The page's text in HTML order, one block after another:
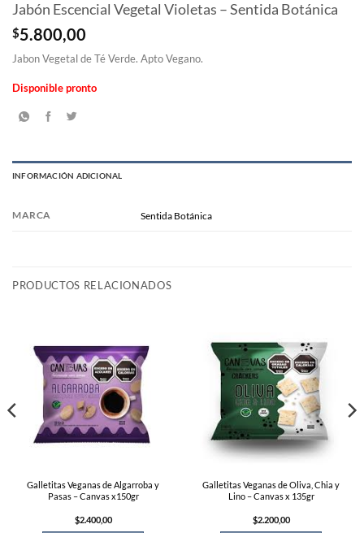
Jabón Escencial Vegetal Violetas – Sentida Botánica
$5.800,00
Jabon Vegetal de Té Verde. Apto Vegano.
Disponible pronto
INFORMACIÓN ADICIONAL
MARCA Sentida Botánica
PRODUCTOS RELACIONADOS
Galletitas Veganas de Algarroba y
Pasas – Canvas x150gr
$2.400,00
Galletitas Veganas de Oliva, Chia y
Lino – Canvas x 135gr
$2.200,00